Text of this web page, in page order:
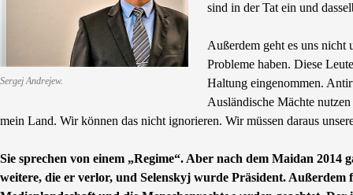
Sergej Andrejew.
sind in der Tat ein und
Außerdem geht es uns nicht
Probleme haben. Diese
Haltung eingenommen.
Ausländische Mächte
mein Land. Wir können das nicht ignorieren. Wir müssen daraus
Sie sprechen von einem „Regime“. Aber nach dem Maidan 2014
weitere, die er verlor, und Selenskyj wurde Präsident.